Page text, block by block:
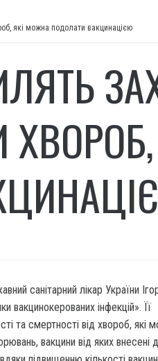
які можна подолати вакцинацією
санітарний лікар України
вакцинокерованих інфекцій». Її
та смертності від хвороб, які
вакцини від яких внесені